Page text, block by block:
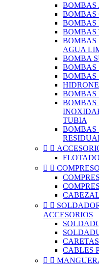
BOMBAS
BOMBAS
BOMBAS
BOMBAS
BOMBAS
AGUA
BOMBA
BOMBAS
BOMBAS
BOMBAS
BOMBAS
TUBIA
BOMBAS
 
 
 
ACCESORIOS
CABLES
 